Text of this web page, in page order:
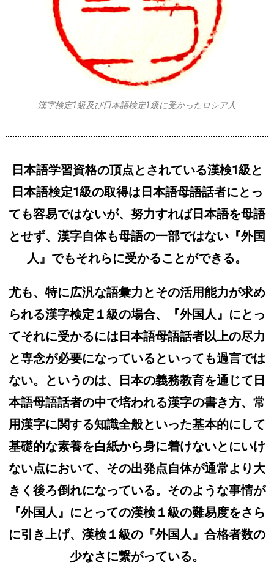
漢字検定1級及び日本語検定1級に受かったロシア人
日本語学習資格の頂点とされている漢検1級と
日本語検定1級の取得は日本語母語話者にとっ
ても容易ではないが、努力すれば日本語を母語
とせず、漢字自体も母語の一部ではない『外国
人』でもそれらに受かることができる。
尤も、 特に広汎な語彙力とその活用能力が求め
られる漢字検定１級の場合、
『外国人』 にとっ
てそれに受かるには日本語母語話者以上の尽力
と専念が必要になっているといっても過言では
ない。というのは、
日本の義務教育を通じて日
本語母語話者の中で培われる漢字の書き方、 常
用漢字に関する知識全般といった基本的にして
基礎的な素養を白紙から身に着けないとにいけ
ない点において、その出発点自体が通常より大
きく後ろ倒れになっている。 そのような事情が
『外国人』 にとっての漢検１級の難易度をさら
に引き上げ、漢検１級の『外国人』合格者数の
少なさに繋がっている。